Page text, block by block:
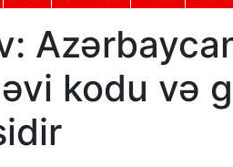
kodu və